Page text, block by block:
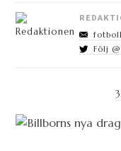
Följ